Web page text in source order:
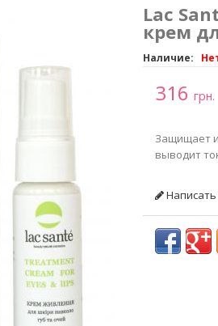
Lac
крем
Наличие:
316 грн.
Защищает
выводит